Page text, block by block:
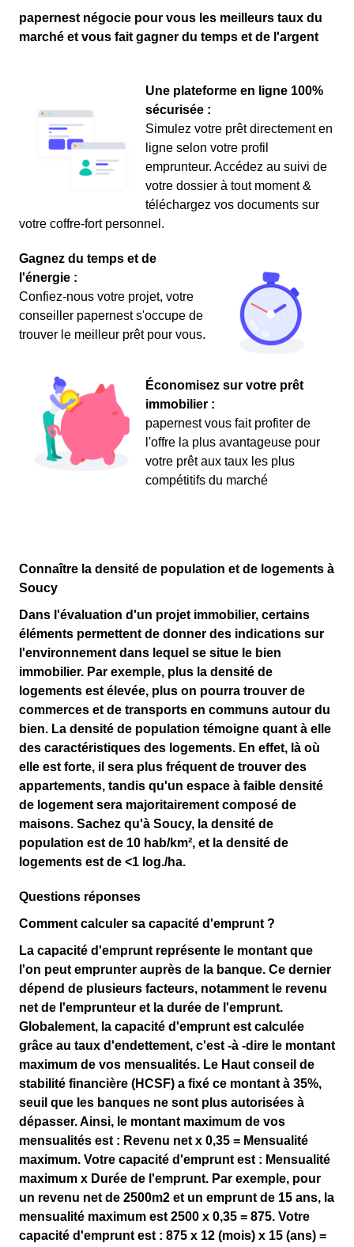
papernest négocie pour vous les meilleurs taux du
marché et vous fait gagner du temps et de l'argent
Une plateforme en ligne 100%
sécurisée :
Simulez votre prêt directement en
ligne selon votre profil
emprunteur. Accédez au suivi de
votre dossier à tout moment &
téléchargez vos documents sur
votre coffre-fort personnel.
Gagnez du temps et de
l'énergie :
Confiez-nous votre projet, votre
conseiller papernest s'occupe de
trouver le meilleur prêt pour vous.
Économisez sur votre prêt
immobilier :
papernest vous fait profiter de
l'offre la plus avantageuse pour
votre prêt aux taux les plus
compétitifs du marché
Connaître la densité de population et de logements à
Soucy
Dans l'évaluation d'un projet immobilier, certains
éléments permettent de donner des indications sur
l'environnement dans lequel se situe le bien
immobilier. Par exemple, plus la densité de
logements est élevée, plus on pourra trouver de
commerces et de transports en communs autour du
bien. La densité de population témoigne quant à elle
des caractéristiques des logements. En effet, là où
elle est forte, il sera plus fréquent de trouver des
appartements, tandis qu'un espace à faible densité
de logement sera majoritairement composé de
maisons. Sachez qu'à Soucy, la densité de
population est de 10 hab/km², et la densité de
logements est de <1 log./ha.
Questions réponses
Comment calculer sa capacité d'emprunt ?
La capacité d'emprunt représente le montant que
l'on peut emprunter auprès de la banque. Ce dernier
dépend de plusieurs facteurs, notamment le revenu
net de l'emprunteur et la durée de l'emprunt.
Globalement, la capacité d'emprunt est calculée
grâce au taux d'endettement, c'est -à -dire le montant
maximum de vos mensualités. Le Haut conseil de
stabilité financière (HCSF) a fixé ce montant à 35%,
seuil que les banques ne sont plus autorisées à
dépasser. Ainsi, le montant maximum de vos
mensualités est : Revenu net x 0,35 = Mensualité
maximum. Votre capacité d'emprunt est : Mensualité
maximum x Durée de l'emprunt. Par exemple, pour
un revenu net de 2500m2 et un emprunt de 15 ans, la
mensualité maximum est 2500 x 0,35 = 875. Votre
capacité d'emprunt est : 875 x 12 (mois) x 15 (ans) =